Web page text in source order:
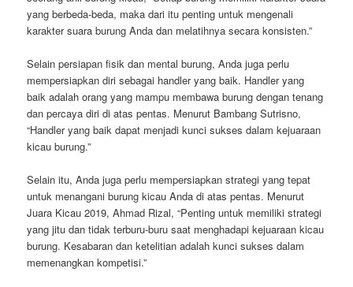
yang berbeda-beda, maka dari itu penting untuk mengenali
karakter suara burung Anda dan melatihnya secara konsisten.”
Selain persiapan fisik dan mental burung, Anda juga perlu
mempersiapkan diri sebagai handler yang baik. Handler yang
baik adalah orang yang mampu membawa burung dengan tenang
dan percaya diri di atas pentas. Menurut Bambang Sutrisno,
“Handler yang baik dapat menjadi kunci sukses dalam kejuaraan
kicau burung.”
Selain itu, Anda juga perlu mempersiapkan strategi yang tepat
untuk menangani burung kicau Anda di atas pentas. Menurut
Juara Kicau 2019, Ahmad Rizal, “Penting untuk memiliki strategi
yang jitu dan tidak terburu-buru saat menghadapi kejuaraan kicau
burung. Kesabaran dan ketelitian adalah kunci sukses dalam
memenangkan kompetisi.”